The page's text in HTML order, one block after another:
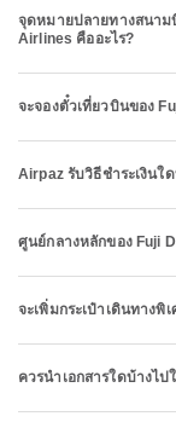
จุดหมายปลายทางสนา
Airlines คืออะไร?
จะจองตั๋วเที่ยวบินของ
Airpaz รับวิธีชำระเงินใ
ศูนย์กลางหลักของ Fuji
จะเพิ่มกระเป๋าเดินทางพิ
ควรนำเอกสารใดบ้างไ